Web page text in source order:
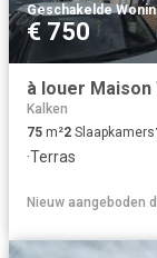
Geschakelde
€ 750
à louer
Kalken
75 m²2 Slaapkamers
·Terras
Nieuw aangeboden